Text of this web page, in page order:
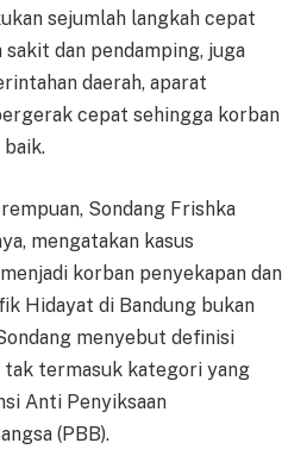
sejumlah langkah cepat
dan pendamping, juga
daerah, aparat
cepat sehingga korban
Sondang Frishka
mengatakan kasus
korban penyekapan dan
Hidayat di Bandung bukan
menyebut definisi
tak termasuk kategori yang
Anti Penyiksaan
(PBB).